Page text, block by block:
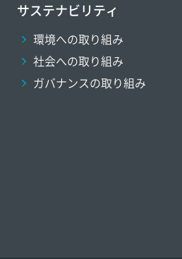
サステナビリティ
環境への取り組み
社会への取り組み
ガバナンスの取り組み